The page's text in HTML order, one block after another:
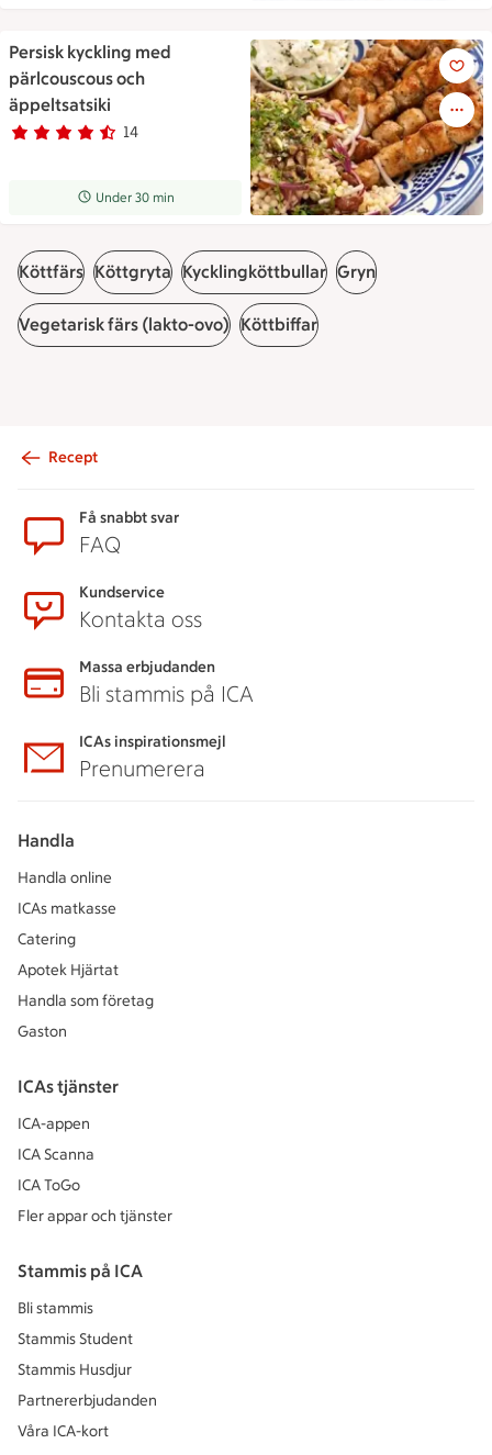
Persisk kyckling med
pärlcouscous och
äppeltsatsiki
Betyg 4.7 av 5. 14
14 personer har röstat
Receptet tar Under 30 min att tillaga
Under 30 min
Persisk kyckling med
Köttfärs Köttgryta Kycklingköttbullar Gryn
Vegetarisk färs (lakto-ovo) Köttbiffar
Recept
Få snabbt svar
FAQ
Kundservice
Kontakta oss
Massa erbjudanden
Bli stammis på ICA
ICAs inspirationsmejl
Prenumerera
Handla
Handla online
ICAs matkasse
Catering
Apotek Hjärtat
Handla som företag
Gaston
ICAs tjänster
ICA-appen
ICA Scanna
ICA ToGo
Fler appar och tjänster
Stammis på ICA
Bli stammis
Stammis Student
Stammis Husdjur
Partnererbjudanden
Våra ICA-kort